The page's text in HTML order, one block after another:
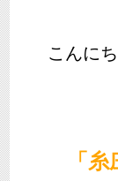
こんに
「糸